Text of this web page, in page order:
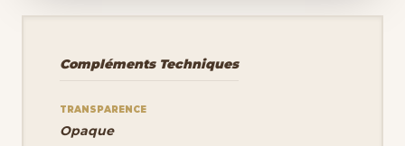
Compléments Techniques
TRANSPARENCE
Opaque